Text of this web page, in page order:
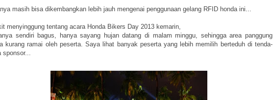
masih bisa dikembangkan lebih jauh mengenai penggunaan gelang RFID honda ini...
menyinggung tentang acara Honda Bikers Day 2013 kemarin,
sendiri bagus, hanya sayang hujan datang di malam minggu, sehingga area panggung
kurang ramai oleh peserta. Saya lihat banyak peserta yang lebih memilih berteduh di tenda-
sponsor...